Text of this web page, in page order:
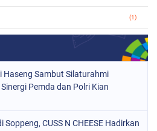
(1)
(78)
(748)
(157)
Haseng Sambut Silaturahmi
Pemda dan Polri Kian
CUSS N CHEESE Hadirkan